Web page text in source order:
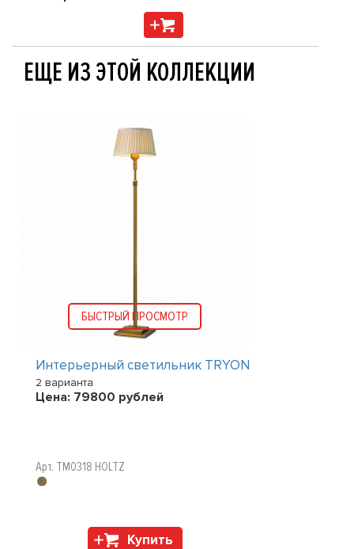
ЕЩЕ ИЗ ЭТОЙ КОЛЛЕКЦИИ
БЫСТРЫЙ ПРОСМОТР
Интерьерный светильник TRYON
2 варианта
Цена: 79800 рублей
Арт. TM0318 HOLTZ
Купить